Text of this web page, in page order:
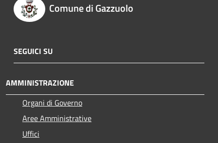
Comune di Gazzuolo
SEGUICI SU
AMMINISTRAZIONE
Organi di Governo
Aree Amministrative
Uffici